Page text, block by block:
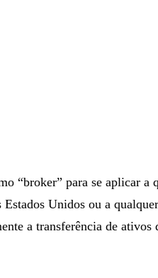
“broker” para se aplicar a
Unidos ou a
a transferência de ativos